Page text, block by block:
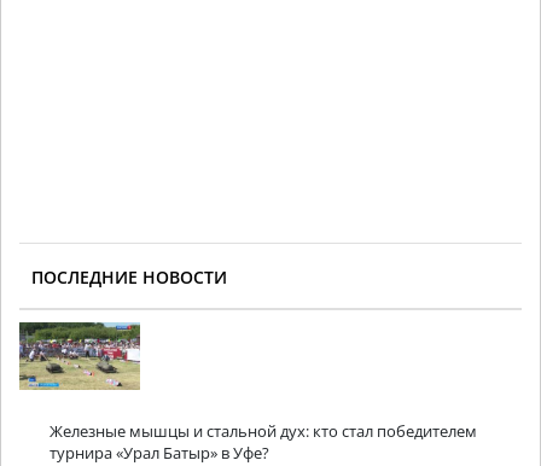
ПОСЛЕДНИЕ НОВОСТИ
Железные мышцы и стальной дух: кто стал победителем
турнира «Урал Батыр» в Уфе?